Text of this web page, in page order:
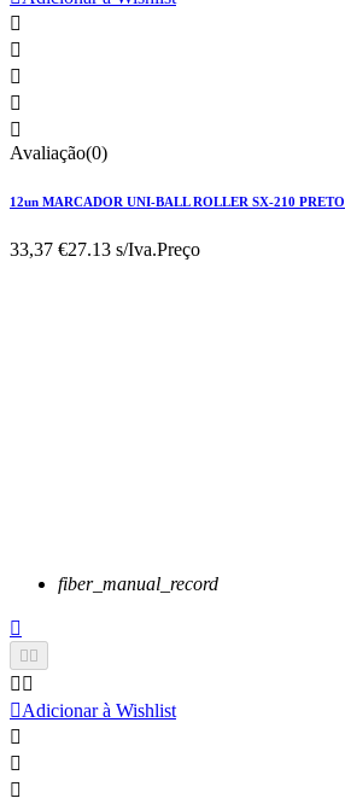





Avaliação(0)
12un MARCADOR UNI-BALL ROLLER SX-210 PRETO
33,37 €27.13 s/Iva.Preço
fiber_manual_record


 
Adicionar à Wishlist


